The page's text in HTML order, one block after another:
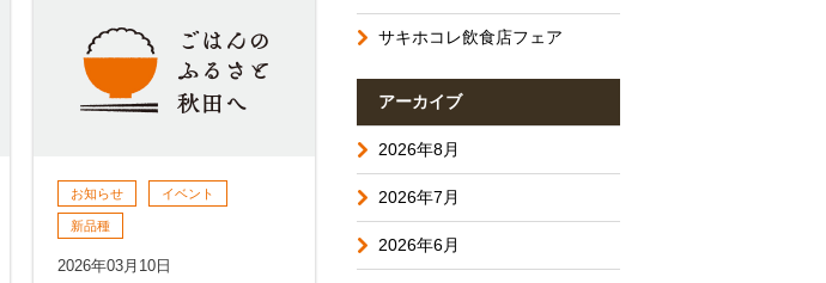
お知らせ イベント
新品種
2026年03月10日
サキホコレ飲食店フェア
アーカイブ
2026年8月
2026年7月
2026年6月